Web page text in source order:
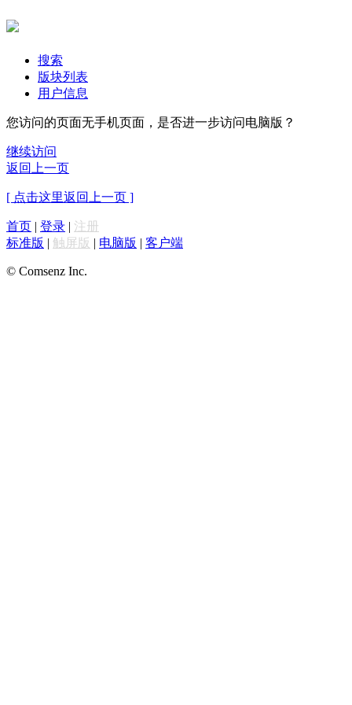
搜索
版块列表
用户信息
您访问的页面无手机页面，是否进一步访问电脑版？
继续访问
返回上一页
[ 点击这里返回上一页 ]
首页 | 登录 | 注册
标准版 | 触屏版 | 电脑版 | 客户端
© Comsenz Inc.